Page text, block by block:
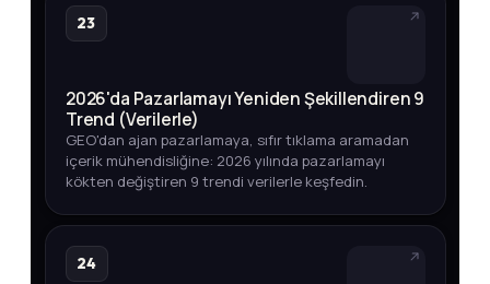
23
2026'da Pazarlamayı Yeniden Şekillendiren 9
Trend (Verilerle)
GEO'dan ajan pazarlamaya, sıfır tıklama aramadan
içerik mühendisliğine: 2026 yılında pazarlamayı
kökten değiştiren 9 trendi verilerle keşfedin.
24